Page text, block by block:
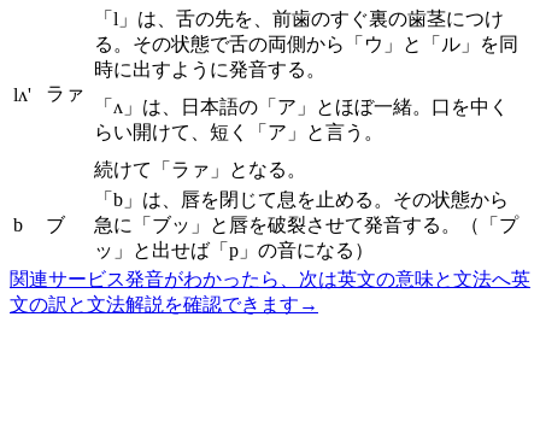
lʌ' ラァ
「l」は、舌の先を、前歯のすぐ裏の歯茎につけ
る。その状態で舌の両側から「ウ」と「ル」を同
時に出すように発音する。
「ʌ」は、日本語の「ア」とほぼ一緒。口を中く
らい開けて、短く「ア」と言う。
続けて「ラァ」となる。
b ブ
「b」は、唇を閉じて息を止める。その状態から
急に「ブッ」と唇を破裂させて発音する。（「プ
ッ」と出せば「p」の音になる）
関連サービス発音がわかったら、次は英文の意味と文法へ英
文の訳と文法解説を確認できます →